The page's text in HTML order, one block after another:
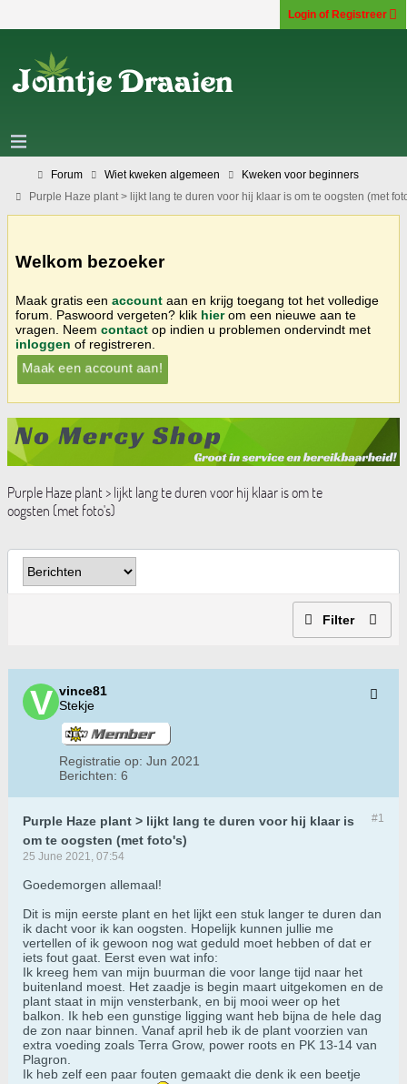
Login of Registreer
Forum Wiet kweken algemeen
Kweken voor beginners
Purple Haze plant > lijkt lang te duren voor hij klaar is om te oogsten (met
Welkom bezoeker
Maak gratis een account aan en krijg toegang tot het volledige
forum. Paswoord vergeten? klik hierom een nieuwe aan te
vragen. Neem contact op indien u problemen ondervindt met
inloggen of registreren.
Maak een account aan!
Purple Haze plant > lijkt lang te duren voor hij klaar is om te
oogsten (met foto's)
Filter
vince81
Stekje
Registratie op: Jun 2021
Berichten: 6
#1
Purple Haze plant > lijkt lang te duren voor hij klaar is
om te oogsten (met foto's)
25 June 2021, 07:54
Goedemorgen allemaal!
Dit is mijn eerste plant en het lijkt een stuk langer te duren dan
ik dacht voor ik kan oogsten. Hopelijk kunnen jullie me
vertellen of ik gewoon nog wat geduld moet hebben of dat er
iets fout gaat. Eerst even wat info:
Ik kreeg hem van mijn buurman die voor lange tijd naar het
buitenland moest. Het zaadje is begin maart uitgekomen en de
plant staat in mijn vensterbank, en bij mooi weer op het
balkon. Ik heb een gunstige ligging want heb bijna de hele dag
de zon naar binnen. Vanaf april heb ik de plant voorzien van
extra voeding zoals Terra Grow, power roots en PK 13-14 van
Plagron.
Ik heb zelf een paar fouten gemaakt die denk ik een beetje